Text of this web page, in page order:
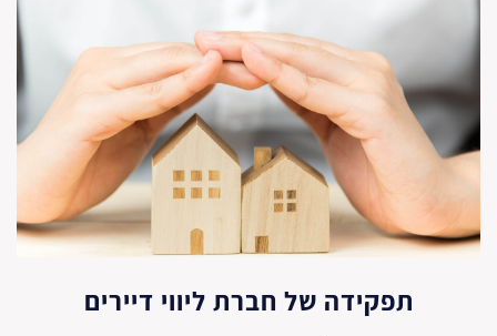
תפקידה של חברת ליווי דיירים